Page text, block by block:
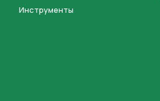
Инструменты